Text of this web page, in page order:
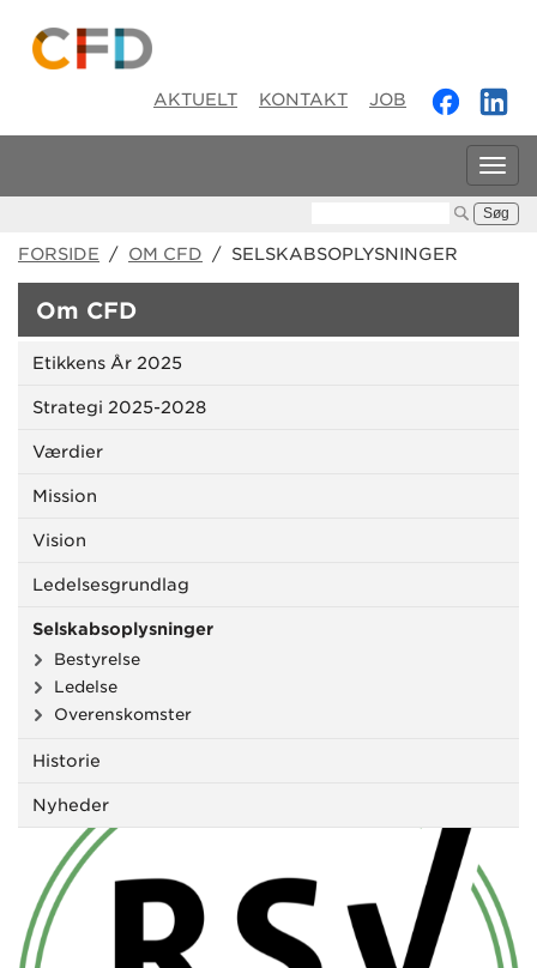
AKTUELT KONTAKT JOB
FORSIDE / OM CFD / SELSKABSOPLYSNINGER
Om CFD
Etikkens År 2025
Strategi 2025-2028
Værdier
Mission
Vision
Ledelsesgrundlag
Selskabsoplysninger
Bestyrelse
Ledelse
Overenskomster
Historie
Nyheder